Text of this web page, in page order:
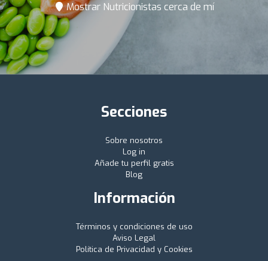
Mostrar Nutricionistas cerca de mí
Secciones
Sobre nosotros
Log in
Añade tu perfil gratis
Blog
Información
Términos y condiciones de uso
Aviso Legal
Política de Privacidad y Cookies